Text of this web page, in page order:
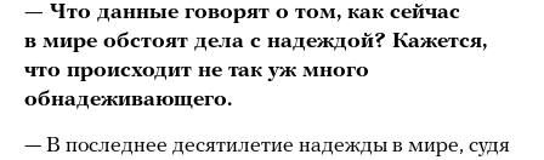
— Что данные говорят о том, как сейчас
в мире обстоят дела с надеждой? Кажется,
что происходит не так уж много
обнадеживающего.
— В последнее десятилетие надежды в мире, судя